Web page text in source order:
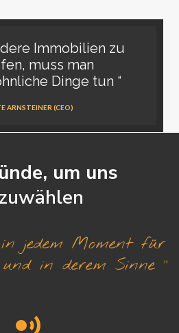
Immobilien zu
muss man
Dinge tun “
ARNSTEINER (CEO)
um uns
jedem Moment für
in derem Sinne “